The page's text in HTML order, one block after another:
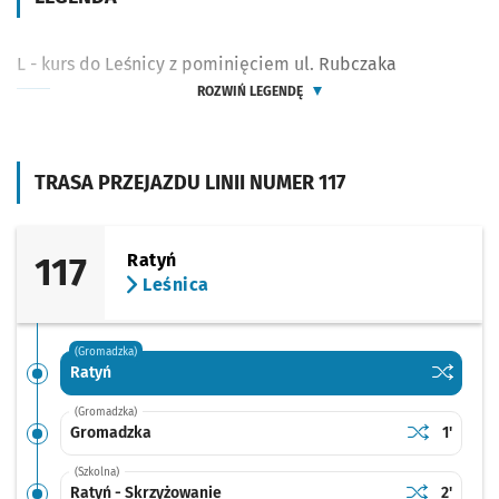
TRASA PRZEJAZDU LINII NUMER 117
117
Ratyń
Leśnica
(Gromadzka)
Ratyń Sprawdź
Ratyń
(Gromadzka)
Gromadzka Sprawdź
Gromadzka
Czas
1'
(Szkolna)
Ratyń - Skrzyżowanie Sprawdź
Ratyń -Czas
2'
L - kurs do Leśnicy z pominięciem ul. Rubczaka
ROZWIŃ LEGENDĘ